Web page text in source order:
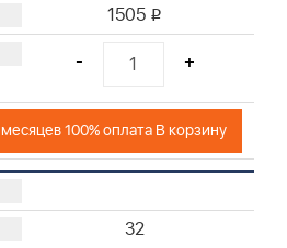
1505 i
- +
100% оплата В корзину
32